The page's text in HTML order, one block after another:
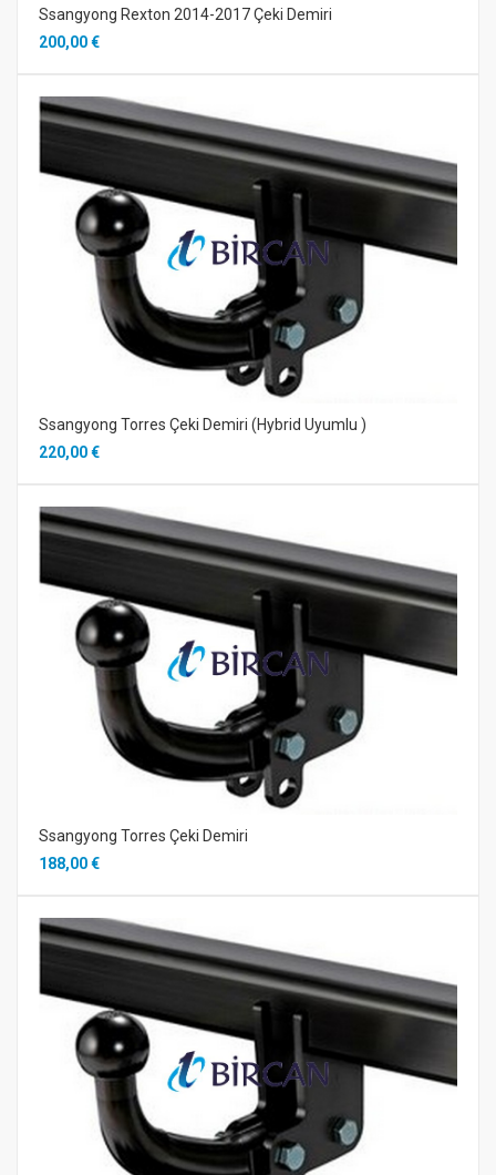
Ssangyong Rexton 2014-2017 Çeki Demiri
200,00 €
Ssangyong Torres Çeki Demiri (Hybrid Uyumlu )
220,00 €
Ssangyong Torres Çeki Demiri
188,00 €